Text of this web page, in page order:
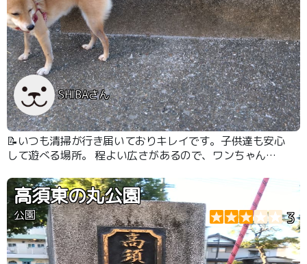
SHIBAさん
📝いつも清掃が行き届いておりキレイです。子供達も安心
して遊べる場所。 程よい広さがあるので、ワンちゃんの
高須東の丸公園
公園 3